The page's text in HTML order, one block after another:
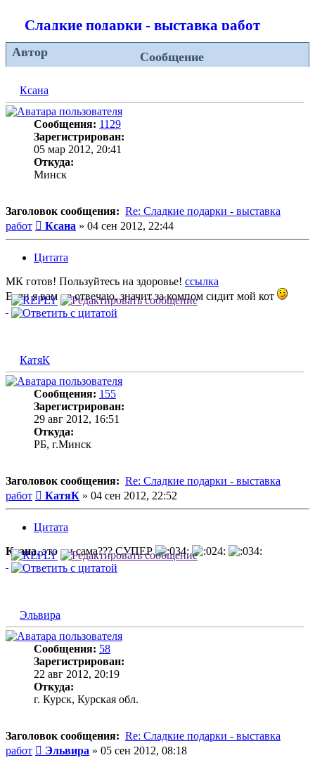
Сладкие подарки - выставка работ
Автор Сообщение
Ксана
Сообщения: 1129
Зарегистрирован:
05 мар 2012, 20:41
Откуда:
Минск
Заголовок сообщения: Re: Сладкие подарки - выставка
работ
Сообщение
Ксана » 04 сен 2012, 22:44
Цитата
МК готов! Пользуйтесь на здоровье! ссылка
Если я вам не отвечаю, значит за компом сидит мой кот
КатяК
Сообщения: 155
Зарегистрирован:
29 авг 2012, 16:51
Откуда:
РБ, г.Минск
Заголовок сообщения: Re: Сладкие подарки - выставка
работ
Сообщение
КатяК » 04 сен 2012, 22:52
Цитата
Ксана, это ты сама??? СУПЕР
Эльвира
Сообщения: 58
Зарегистрирован:
22 авг 2012, 20:19
Откуда:
г. Курск, Курская обл.
Заголовок сообщения: Re: Сладкие подарки - выставка
работ
Сообщение
Эльвира » 05 сен 2012, 08:18